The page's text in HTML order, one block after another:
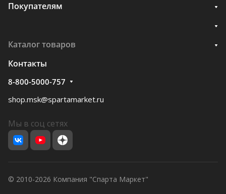
Покупателям
Каталог товаров
Контакты
8-800-5000-757
shop.msk@spartamarket.ru
Мы в соц сетях
© 2010-2026 Компания "Спарта Маркет"